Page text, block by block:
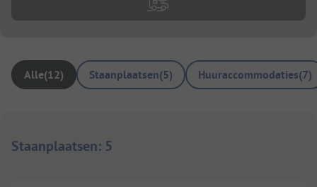
Alle(12) Staanplaatsen(5) Huuraccommodaties(7)
Staanplaatsen: 5